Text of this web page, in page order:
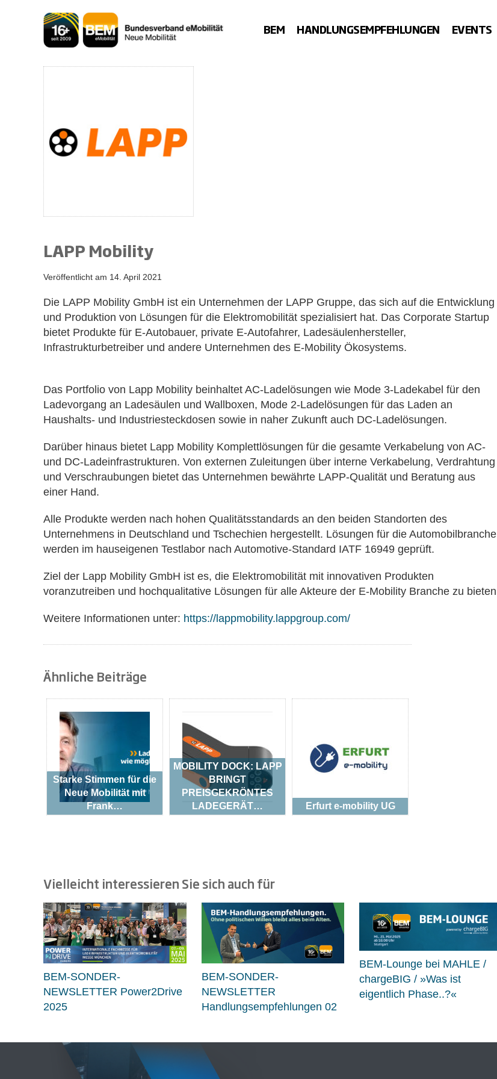
BEM HANDLUNGSEMPFEHLUNGEN EVENTS
LAPP Mobility
Veröffentlicht am 14. April 2021
Die LAPP Mobility GmbH ist ein Unternehmen der LAPP Gruppe, das sich auf die Entwicklung
und Produktion von Lösungen für die Elektromobilität spezialisiert hat. Das Corporate Startup
bietet Produkte für E-Autobauer, private E-Autofahrer, Ladesäulenhersteller,
Infrastrukturbetreiber und andere Unternehmen des E-Mobility Ökosystems.
Das Portfolio von Lapp Mobility beinhaltet AC-Ladelösungen wie Mode 3-Ladekabel für den
Ladevorgang an Ladesäulen und Wallboxen, Mode 2-Ladelösungen für das Laden an
Haushalts- und Industriesteckdosen sowie in naher Zukunft auch DC-Ladelösungen.
Darüber hinaus bietet Lapp Mobility Komplettlösungen für die gesamte Verkabelung von AC-
und DC-Ladeinfrastrukturen. Von externen Zuleitungen über interne Verkabelung, Verdrahtung
und Verschraubungen bietet das Unternehmen bewährte LAPP-Qualität und Beratung aus
einer Hand.
Alle Produkte werden nach hohen Qualitätsstandards an den beiden Standorten des
Unternehmens in Deutschland und Tschechien hergestellt. Lösungen für die Automobilbranche
werden im hauseigenen Testlabor nach Automotive-Standard IATF 16949 geprüft.
Ziel der Lapp Mobility GmbH ist es, die Elektromobilität mit innovativen Produkten
voranzutreiben und hochqualitative Lösungen für alle Akteure der E-Mobility Branche zu bieten
Weitere Informationen unter: https://lappmobility.lappgroup.com/
Ähnliche Beiträge
Starke Stimmen für die
Neue Mobilität mit
Frank…
MOBILITY DOCK: LAPP
BRINGT
PREISGEKRÖNTES
LADEGERÄT…
Erfurt e-mobility UG
Vielleicht interessieren Sie sich auch für
BEM-SONDER-
NEWSLETTER Power2Drive
2025
BEM-SONDER-
NEWSLETTER
Handlungsempfehlungen 02
BEM-Lounge bei MAHLE /
chargeBIG / »Was ist
eigentlich Phase..?«